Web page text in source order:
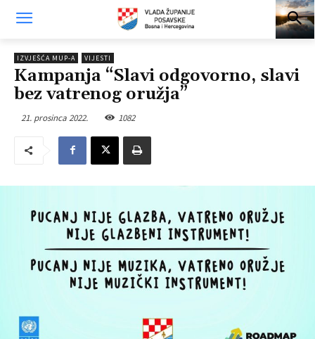
IZVJEŠĆA MUP-A VIJESTI
Kampanja “Slavi odgovorno, slavi
bez vatrenog oružja”
21. prosinca 2022. 1082